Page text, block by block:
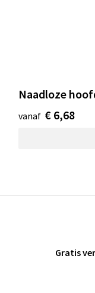
Naadloze
vanaf € 6,68
Gratis